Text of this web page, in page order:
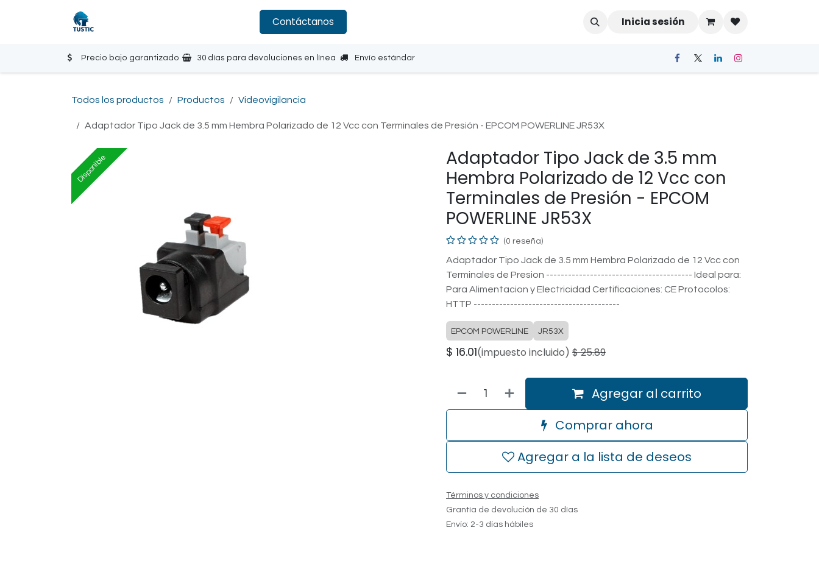
Contáctanos Inicia sesión
Precio bajo garantizado 30 días para devoluciones en línea Envío estándar
Todos los productos Productos Videovigilancia
Adaptador Tipo Jack de 3.5 mm Hembra Polarizado de 12 Vcc con Terminales de Presión - EPCOM POWERLINE JR53X
Disponible
Disponible
Adaptador Tipo Jack de 3.5 mm
Hembra Polarizado de 12 Vcc con
Terminales de Presión - EPCOM
POWERLINE JR53X
(0 reseña)
Adaptador Tipo Jack de 3.5 mm Hembra Polarizado de 12 Vcc con
Terminales de Presion ---------------------------------------- Ideal para:
Para Alimentacion y Electricidad Certificaciones: CE Protocolos:
HTTP ----------------------------------------
EPCOM POWERLINE JR53X
$ 16.01(impuesto incluido) $25.89
Agregar al carrito
Comprar ahora
Agregar a la lista de deseos
Términos y condiciones
Grantía de devolución de 30 días
Envío: 2-3 días hábiles